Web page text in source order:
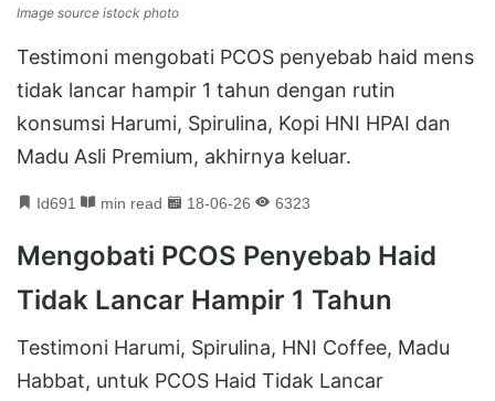
Image source istock photo
Testimoni mengobati PCOS penyebab haid mens
tidak lancar hampir 1 tahun dengan rutin
konsumsi Harumi, Spirulina, Kopi HNI HPAI dan
Madu Asli Premium, akhirnya keluar.
Id691 min read 18-06-26 6323
Mengobati PCOS Penyebab Haid
Tidak Lancar Hampir 1 Tahun
Testimoni Harumi, Spirulina, HNI Coffee, Madu
Habbat, untuk PCOS Haid Tidak Lancar